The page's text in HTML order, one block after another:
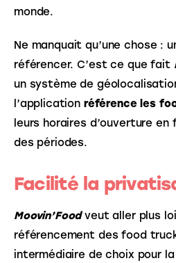
monde.
Ne manquait qu’une chose :
référencer. C’est ce que fait
un système de
l’application référence les
leurs horaires d’ouverture
des périodes.
Facilité la
Moovin’Food veut aller plus
référencement des food
intermédiaire de choix pour